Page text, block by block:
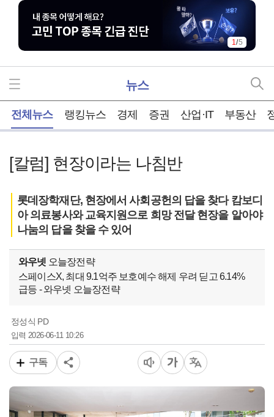
1/5
뉴스
전체뉴스 랭킹뉴스 경제 증권 산업·IT 부동산
[칼럼] 현장이라는 나침반
롯데장학재단, 현장에서 사회공헌의 답을 찾다 캄보디
아 의료봉사와 교육지원으로 희망 전달 현장을 알아야
나눔의 답을 찾을 수 있어
와우넷 오늘장전략
스페이스X, 최대 9.1억주 보호예수 해제 우려 딛고 6.14%
급등 - 와우넷 오늘장전략
정성식 PD
입력2026-06-11 10:26
구독